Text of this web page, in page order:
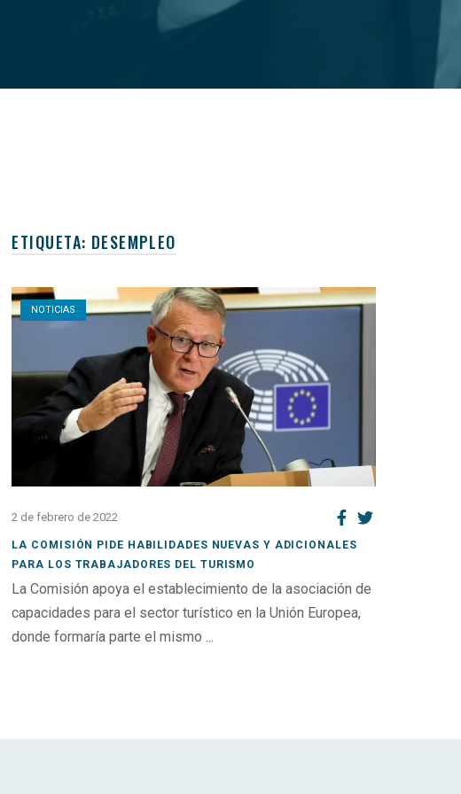
ETIQUETA: DESEMPLEO
NOTICIAS
Open post
2 de febrero de 2022
LA COMISIÓN PIDE HABILIDADES NUEVAS Y ADICIONALES
PARA LOS TRABAJADORES DEL TURISMO
La Comisión apoya el establecimiento de la asociación de
capacidades para el sector turístico en la Unión Europea,
donde formaría parte el mismo ...